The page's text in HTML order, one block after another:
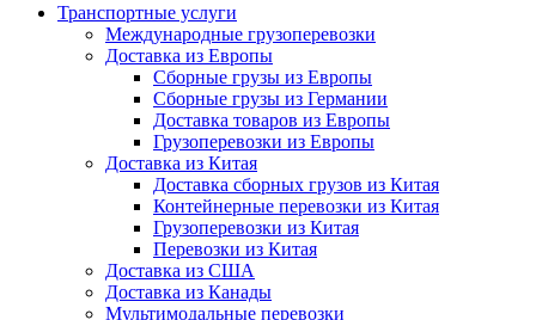
Транспортные услуги
Международные грузоперевозки
Доставка из Европы
Сборные грузы из Европы
Сборные грузы из Германии
Доставка товаров из Европы
Грузоперевозки из Европы
Доставка из Китая
Доставка сборных грузов из Китая
Контейнерные перевозки из Китая
Грузоперевозки из Китая
Перевозки из Китая
Доставка из США
Доставка из Канады
Мультимодальные перевозки